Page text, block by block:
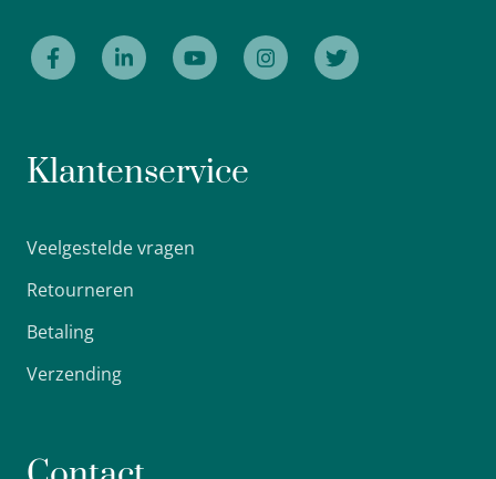
Klantenservice
Veelgestelde vragen
Retourneren
Betaling
Verzending